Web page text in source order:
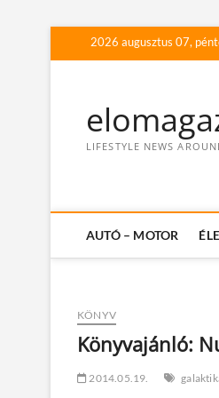
2026 augusztus 07,
LIFESTYLE NEWS
AUTÓ – MOTOR
KÖNYV
Könyvajánló:
2014.05.19.